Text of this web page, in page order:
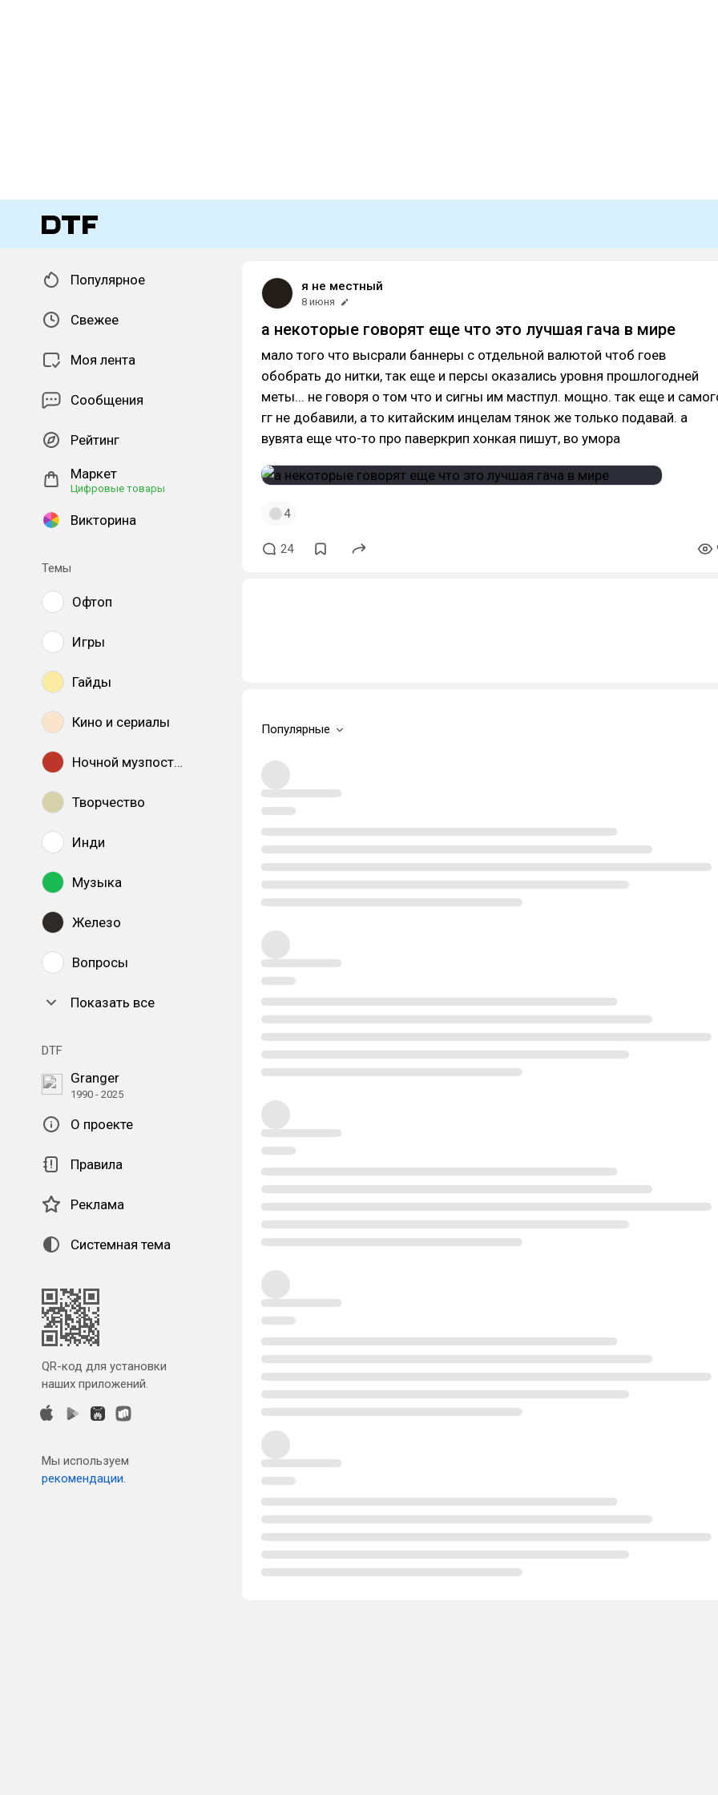
Популярное
Свежее
Моя лента
Сообщения
Рейтинг
Маркет
Цифровые товары
Викторина
Темы
Офтоп
Игры
Гайды
Кино и сериалы
Ночной музпостинг
Творчество
Инди
Музыка
Железо
Вопросы
Показать все
DTF
Granger
1990 - 2025
О проекте
Правила
Реклама
Системная тема
QR-код для установки
наших приложений.
Мы используем
рекомендации.
я не местный
8 июня
а некоторые говорят еще что это лучшая гача в мире
мало того что высрали баннеры с отдельной валютой чтоб гоев
обобрать до нитки, так еще и персы оказались уровня прошлогодней
меты... не говоря о том что и сигны им мастпул. мощно. так еще и
гг не добавили, а то китайским инцелам тянок же только подавай. а
вувята еще что-то про паверкрип хонкая пишут, во умора
4
24
Популярные